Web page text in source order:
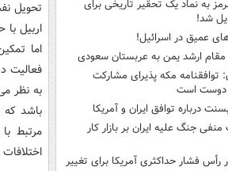
به نماد یک تحقیر تاریخی برای
شد!
عمیق در اسرائیل!
ارشد یمن به عربستان سعودی
توافقنامه مکه پذیرای مشارکت
دوست است
درباره توافق ایران و آمریکا
منفی جنگ علیه ایران بر بازار کار
رأس فشار حداکثری آمریکا برای تغییر
تحویل
اربیل
اما
فعالیت
به نظر
باشد
مرتبط